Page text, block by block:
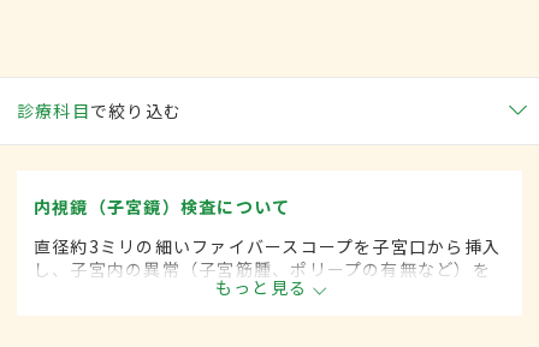
診療科目で絞り込む
内視鏡（子宮鏡）検査について
直径約3ミリの細いファイバースコープを子宮口から挿入
し、子宮内の異常（子宮筋腫、ポリープの有無など）を
調べる検査。子宮内に生理食塩水やガスを充満させて行
う。子宮口をあらかじめ広げておく必要はなく、麻酔も
もっと見る